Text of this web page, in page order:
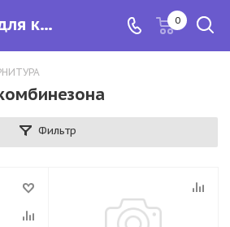
Застежка для комбинезона 0
Фильтр